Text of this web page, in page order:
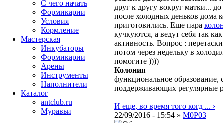
друг к другу вокруг матки...
после холодных деньков дома
приготовились. Еще пара
кучкуются, а ведут себя так
активность. Вопрос :
потом через недельку в
помогите ))))
Колония
функциональное образование,
поддерживающих регулярные
И еще, во время того когд ... ›
22/09/2016 - 15:54 » M0P03
С чего начать
Формикарии
Условия
Кормление
Мастерская
Инкубаторы
Формикарии
Арены
Инструменты
Наполнители
Каталог
antclub.ru
Муравьи